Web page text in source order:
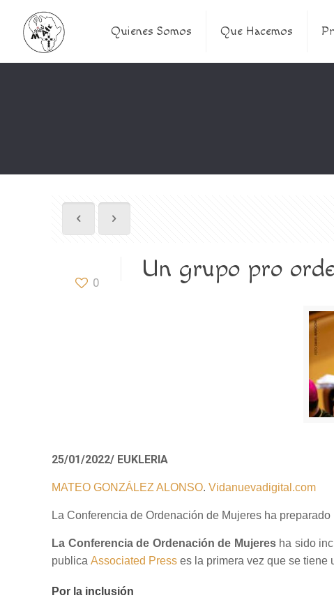
Quienes Somos Que Hacemos
0 Un grupo pro
25/01/2022/ EUKLERIA
MATEO GONZÁLEZ ALONSO.Vidanuevadigital.com
La Conferencia de Ordenación de Mujeres ha
La Conferencia de Ordenación de Mujeresha sido
publicaAssociated Press es la primera vez que se tiene
Por la inclusión